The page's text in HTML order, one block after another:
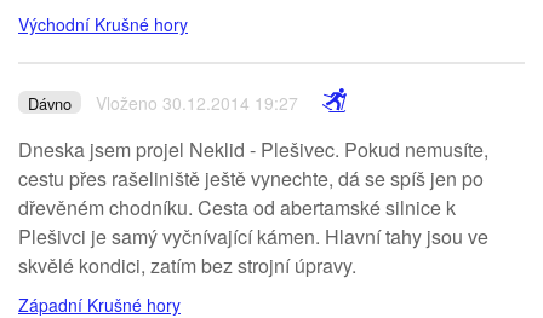
Východní Krušné hory
Dávno Vloženo 30.12.2014 19:27
Dneska jsem projel Neklid - Plešivec. Pokud nemusíte,
cestu přes rašeliniště ještě vynechte, dá se spíš jen po
dřevěném chodníku. Cesta od abertamské silnice k
Plešivci je samý vyčnívající kámen. Hlavní tahy jsou ve
skvělé kondici, zatím bez strojní úpravy.
Západní Krušné hory